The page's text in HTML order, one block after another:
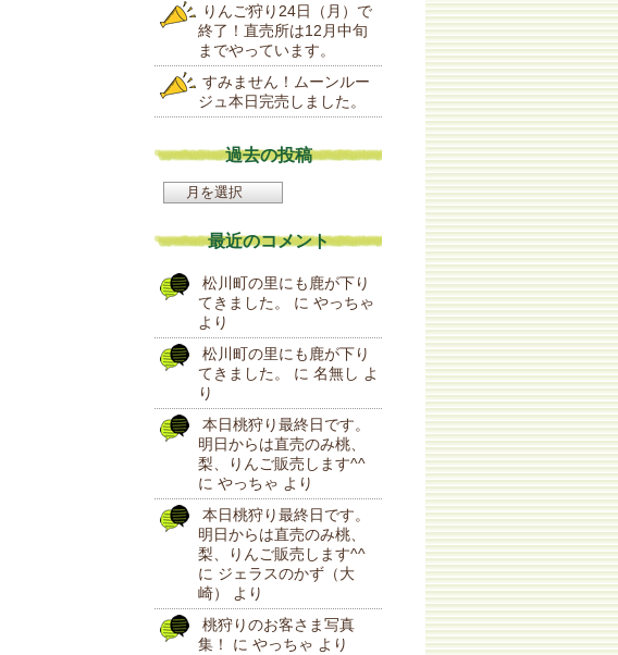
りんご狩り24日（月）で
終了！直売所は12月中旬
までやっています。
すみません！ムーンルー
ジュ本日完売しました。
過去の投稿
去
投
最近のコメント
松川町の里にも鹿が下り
てきました。
に やっちゃ
より
松川町の里にも鹿が下り
てきました。
に 名無し よ
り
本日桃狩り最終日です。
明日からは直売のみ桃、
梨、りんご販売します^^
に やっちゃ より
本日桃狩り最終日です。
明日からは直売のみ桃、
梨、りんご販売します^^
に ジェラスのかず（大
崎）
より
桃狩りのお客さま写真
集！
に やっちゃ より